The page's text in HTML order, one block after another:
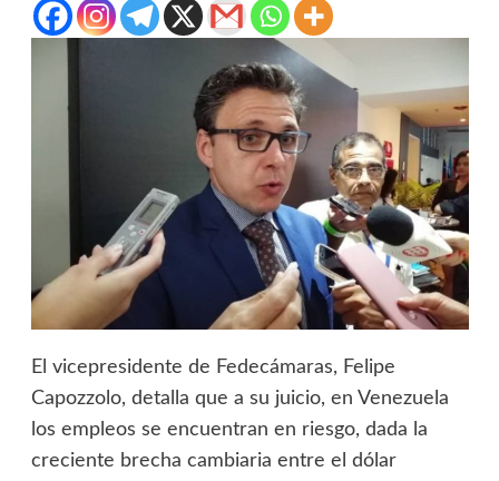
El vicepresidente de Fedecámaras, Felipe
Capozzolo, detalla que a su juicio, en Venezuela
los empleos se encuentran en riesgo, dada la
creciente brecha cambiaria entre el dólar